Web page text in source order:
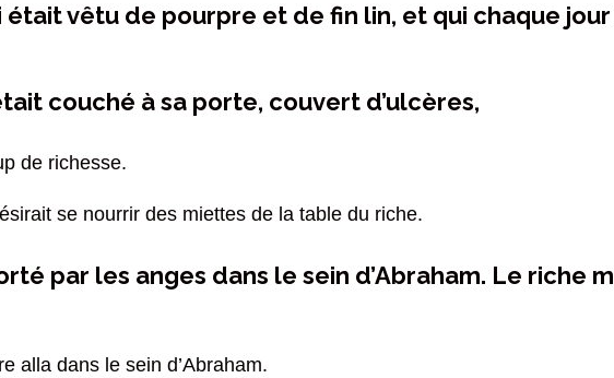
était vêtu de pourpre et de fin lin, et qui chaque
couché à sa porte, couvert d’ulcères,
de richesse.
se nourrir des miettes de la table du riche.
par les anges dans le sein d’Abraham. Le riche
alla dans le sein d’Abraham.